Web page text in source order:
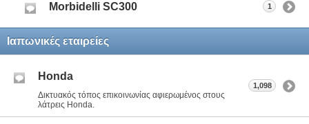
Morbidelli SC300 1
Ιαπωνικές εταιρείες
Honda
Δικτυακός τόπος επικοινωνίας αφιερωμένος στους
λάτρεις Honda.
1,098